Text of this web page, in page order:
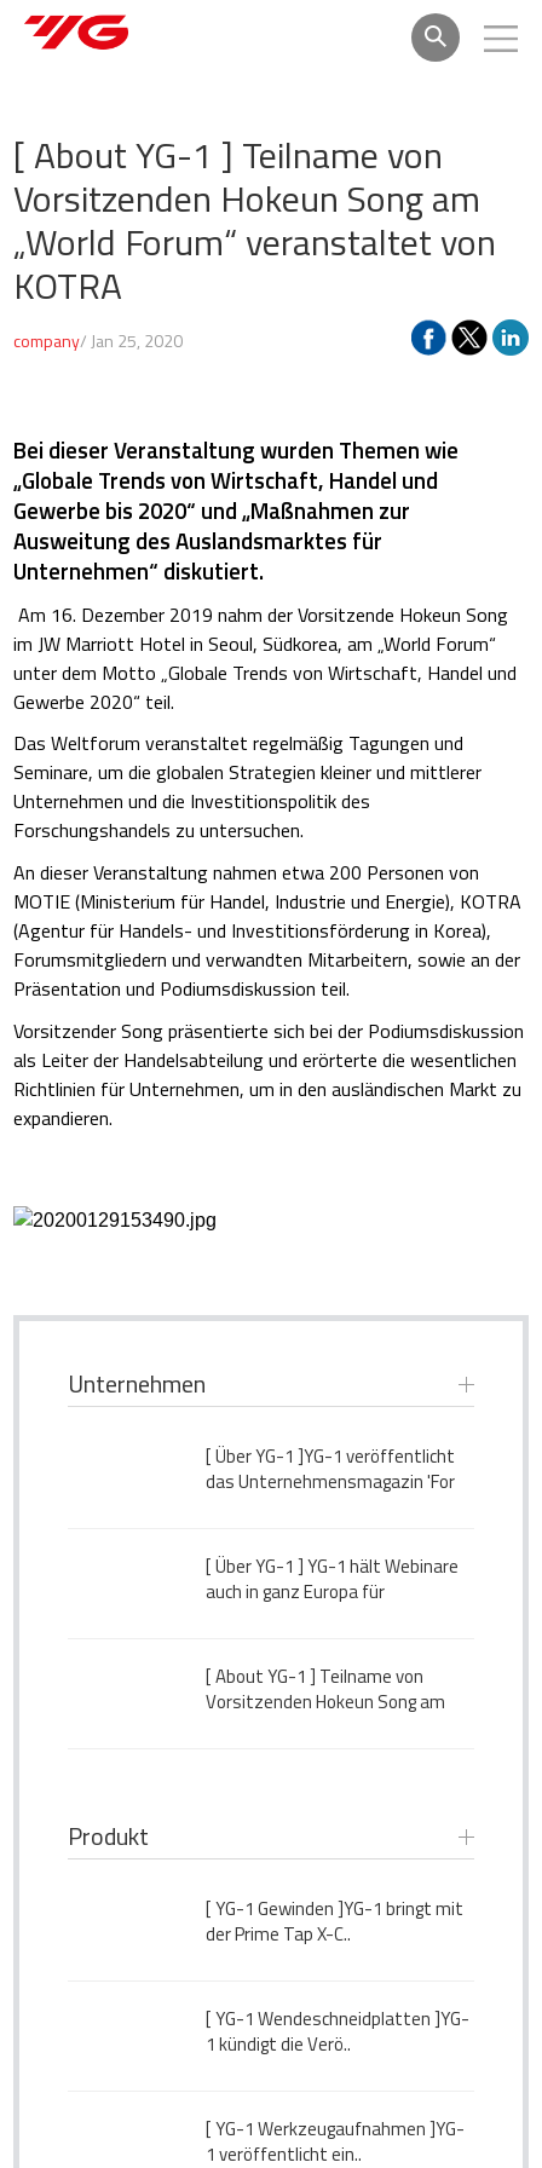
[ About YG-1 ] Teilname von
Vorsitzenden Hokeun Song am
„World Forum“ veranstaltet von
KOTRA
company/ Jan 25, 2020
Bei dieser Veranstaltung wurden Themen wie
„Globale Trends von Wirtschaft, Handel und
Gewerbe bis 2020“ und „Maßnahmen zur
Ausweitung des Auslandsmarktes für
Unternehmen“ diskutiert.
Am 16. Dezember 2019 nahm der Vorsitzende Hokeun Song
im JW Marriott Hotel in Seoul, Südkorea, am „World Forum“
unter dem Motto „Globale Trends von Wirtschaft, Handel und
Gewerbe 2020“ teil.
Das Weltforum veranstaltet regelmäßig Tagungen und
Seminare, um die globalen Strategien kleiner und mittlerer
Unternehmen und die Investitionspolitik des
Forschungshandels zu untersuchen.
An dieser Veranstaltung nahmen etwa 200 Personen von
MOTIE (Ministerium für Handel, Industrie und Energie), KOTRA
(Agentur für Handels- und Investitionsförderung in Korea),
Forumsmitgliedern und verwandten Mitarbeitern, sowie an der
Präsentation und Podiumsdiskussion teil.
Vorsitzender Song präsentierte sich bei der Podiumsdiskussion
als Leiter der Handelsabteilung und erörterte die wesentlichen
Richtlinien für Unternehmen, um in den ausländischen Markt zu
expandieren.
Unternehmen
[ Über YG-1 ]YG-1 veröffentlicht
das Unternehmensmagazin 'For
[ Über YG-1 ]YG-1 hält Webinare
auch in ganz Europa für
[ About YG-1 ] Teilname von
Vorsitzenden Hokeun Song am
Produkt
[ YG-1 Gewinden ]YG-1 bringt mit
der Prime Tap X-C..
[ YG-1 Wendeschneidplatten ]YG-
1 kündigt die Verö..
[ YG-1 Werkzeugaufnahmen ]YG-
1 veröffentlicht ein..